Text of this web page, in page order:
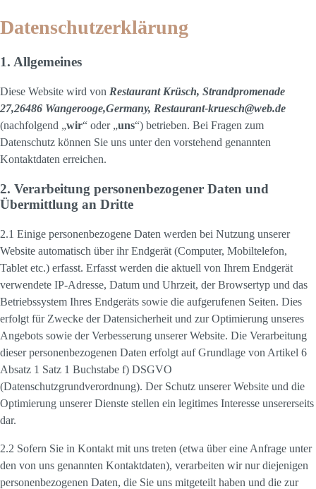
Datenschutzerklärung
1. Allgemeines
Diese Website wird von Restaurant Krüsch, Strandpromenade
27,26486 Wangerooge,Germany, Restaurant-kruesch@web.de
(nachfolgend „wir“ oder „uns“) betrieben. Bei Fragen zum
Datenschutz können Sie uns unter den vorstehend genannten
Kontaktdaten erreichen.
2. Verarbeitung personenbezogener Daten und
Übermittlung an Dritte
2.1 Einige personenbezogene Daten werden bei Nutzung unserer
Website automatisch über ihr Endgerät (Computer, Mobiltelefon,
Tablet etc.) erfasst. Erfasst werden die aktuell von Ihrem Endgerät
verwendete IP-Adresse, Datum und Uhrzeit, der Browsertyp und das
Betriebssystem Ihres Endgeräts sowie die aufgerufenen Seiten. Dies
erfolgt für Zwecke der Datensicherheit und zur Optimierung unseres
Angebots sowie der Verbesserung unserer Website. Die Verarbeitung
dieser personenbezogenen Daten erfolgt auf Grundlage von Artikel 6
Absatz 1 Satz 1 Buchstabe f) DSGVO
(Datenschutzgrundverordnung). Der Schutz unserer Website und die
Optimierung unserer Dienste stellen ein legitimes Interesse unsererseits
dar.
2.2 Sofern Sie in Kontakt mit uns treten (etwa über eine Anfrage unter
den von uns genannten Kontaktdaten), verarbeiten wir nur diejenigen
personenbezogenen Daten, die Sie uns mitgeteilt haben und die zur